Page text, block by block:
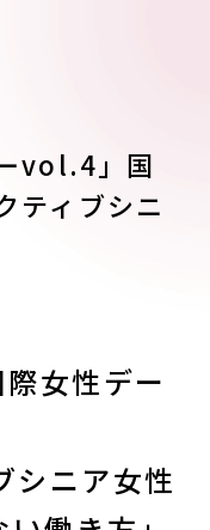
vol.4」国
ティブシニ
女性デー
シニア女性